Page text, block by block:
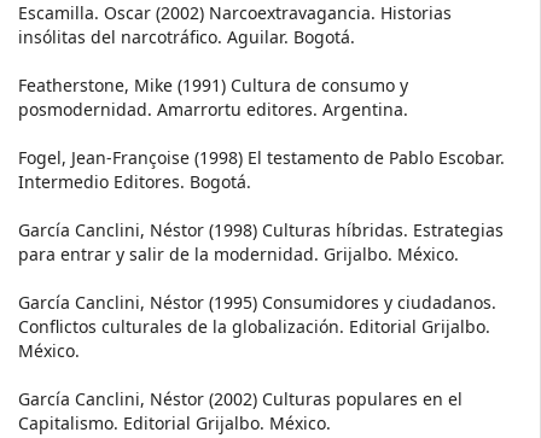
Escamilla. Oscar (2002) Narcoextravagancia. Historias
insólitas del narcotráfico. Aguilar. Bogotá.
Featherstone, Mike (1991) Cultura de consumo y
posmodernidad. Amarrortu editores. Argentina.
Fogel, Jean-Françoise (1998) El testamento de Pablo Escobar.
Intermedio Editores. Bogotá.
García Canclini, Néstor (1998) Culturas híbridas. Estrategias
para entrar y salir de la modernidad. Grijalbo. México.
García Canclini, Néstor (1995) Consumidores y ciudadanos.
Conflictos culturales de la globalización. Editorial Grijalbo.
México.
García Canclini, Néstor (2002) Culturas populares en el
Capitalismo. Editorial Grijalbo. México.